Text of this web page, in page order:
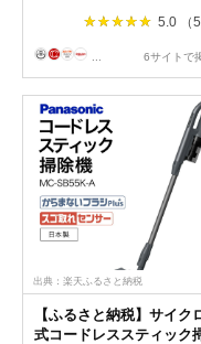
5.0 （5
6サイトで
出典：楽天ふるさと納税
【ふるさと納税】サイク
式コードレススティック